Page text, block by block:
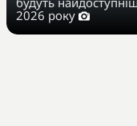
2026 року